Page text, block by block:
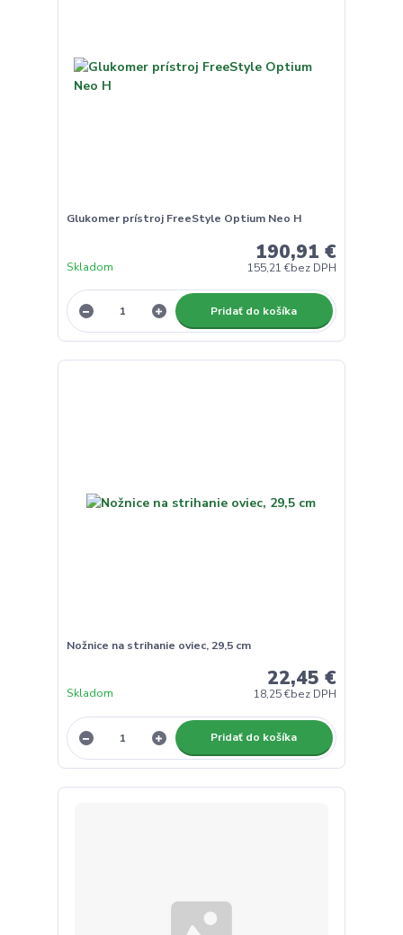
Glukomer prístroj FreeStyle Optium Neo H
190,91 €
155,21 €bez DPH
Skladom
Pridať do košíka
Nožnice na strihanie oviec, 29,5 cm
22,45 €
18,25 €bez DPH
Skladom
Pridať do košíka